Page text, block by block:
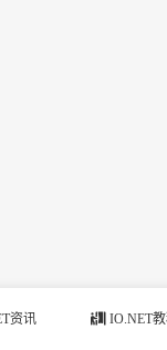
资讯 IO.NET